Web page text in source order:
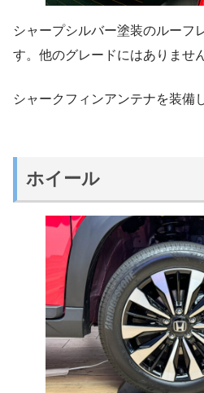
シャープシルバー塗装のルーフ
す。他のグレードにはありません
シャークフィンアンテナを装備
ホイール